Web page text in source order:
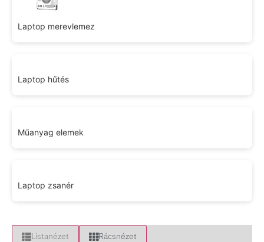
Laptop merevlemez
Laptop hűtés
Műanyag elemek
Laptop zsanér
Listanézet Rácsnézet